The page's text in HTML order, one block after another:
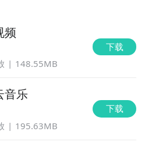
频
148.55MB
下载
音乐
195.63MB
下载